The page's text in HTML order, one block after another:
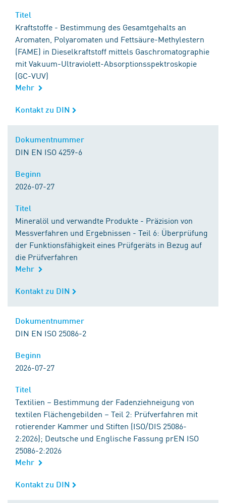
Titel
Kraftstoffe - Bestimmung des Gesamtgehalts an
Aromaten, Polyaromaten und Fettsäure-Methylestern
(FAME) in Dieselkraftstoff mittels Gaschromatographie
mit Vakuum-Ultraviolett-Absorptionsspektroskopie
(GC-VUV)
Mehr
Kontakt zu DIN
Kontakt zu DIN
Dokumentnummer
DIN EN ISO 4259-6
Beginn
2026-07-27
Titel
Mineralöl und verwandte Produkte - Präzision von
Messverfahren und Ergebnissen - Teil 6: Überprüfung
der Funktionsfähigkeit eines Prüfgeräts in Bezug auf
die Prüfverfahren
Mehr
Kontakt zu DIN
Kontakt zu DIN
Dokumentnummer
DIN EN ISO 25086-2
Beginn
2026-07-27
Titel
Textilien – Bestimmung der Fadenziehneigung von
textilen Flächengebilden – Teil 2: Prüfverfahren mit
rotierender Kammer und Stiften (ISO/DIS 25086-
2:2026); Deutsche und Englische Fassung prEN ISO
25086-2:2026
Mehr
Kontakt zu DIN
Kontakt zu DIN